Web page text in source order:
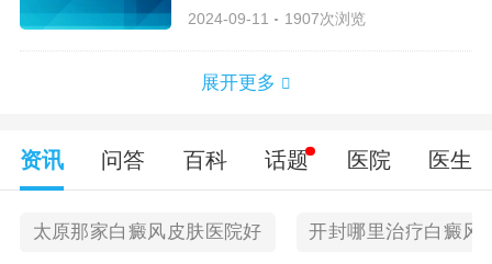
2024-09-11 1907次浏览
展开更多
资讯 问答 百科 话题 医院 医生
太原那家白癜风皮肤医院好 开封哪里治疗白癜风